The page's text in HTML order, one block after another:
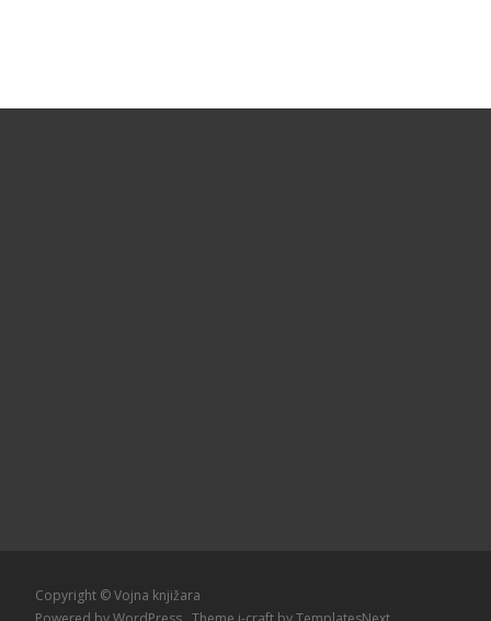
Copyright © Vojna knjižara